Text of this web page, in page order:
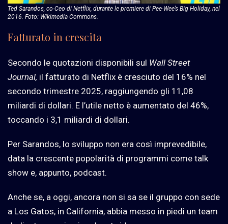
Ted Sarandos, co-Ceo di Netflix, durante le premiere di Pee-Wee’s Big Holiday, nel
2016. Foto: Wikimedia Commons.
Fatturato in crescita
Secondo le quotazioni disponibili sul Wall Street
Journal, il fatturato di Netflix è cresciuto del 16% nel
secondo trimestre 2025, raggiungendo gli 11,08
miliardi di dollari. E l’utile netto è aumentato del 46%,
toccando i 3,1 miliardi di dollari.
Per Sarandos, lo sviluppo non era così imprevedibile,
data la crescente popolarità di programmi come talk
show e, appunto, podcast.
Anche se, a oggi, ancora non si sa se il gruppo con sede
a Los Gatos, in California, abbia messo in piedi un team